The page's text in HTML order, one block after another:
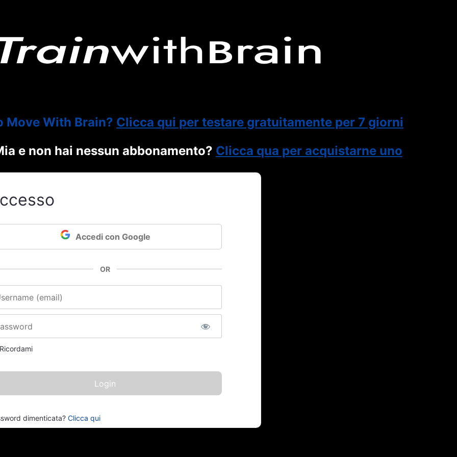
Move With Brain? Clicca qui per testare gratuitamente per 7 giorni
e non hai nessun abbonamento? Clicca qua per acquistarne uno
Accedi con Google
OR
Ricordami
dimenticata? Clicca qui